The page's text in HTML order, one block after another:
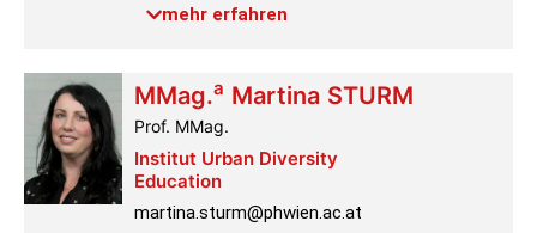
mehr erfahren
MMag.a Martina STURM
Prof. MMag.
Institut Urban Diversity
Education
martina.sturm@phwien.ac.at